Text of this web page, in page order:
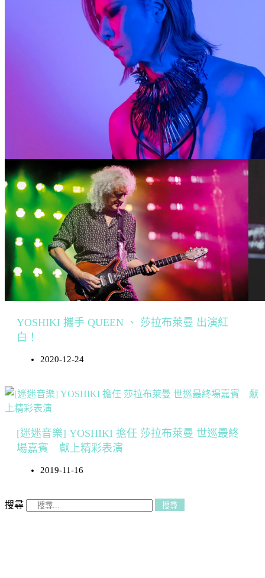
YOSHIKI 攜手 QUEEN 、 莎拉布萊曼 出演紅
白！
2020-12-24
[迷迷音樂] YOSHIKI 擔任 莎拉布萊曼 世巡最終
場嘉賓 獻上精彩表演
2019-11-16
搜尋 搜尋